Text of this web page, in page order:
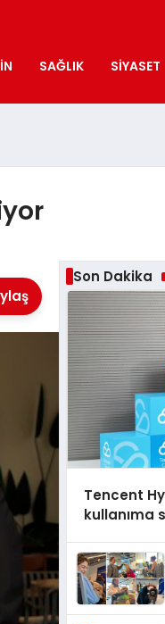
SAĞLIK SIYASET
Son Dakika
Tencent
kullanıma